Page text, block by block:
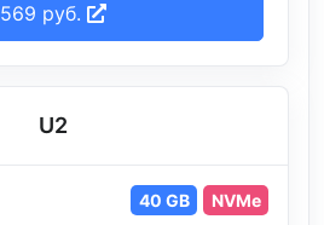
569 руб.
U2
40 GB NVMe